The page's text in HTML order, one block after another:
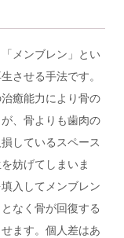
メンブレン」とい
させる手法です。
癒能力により骨の
、骨よりも歯肉の
しているスペース
妨げてしまいま
入してメンブレン
なく骨が回復する
ます。個人差はあ